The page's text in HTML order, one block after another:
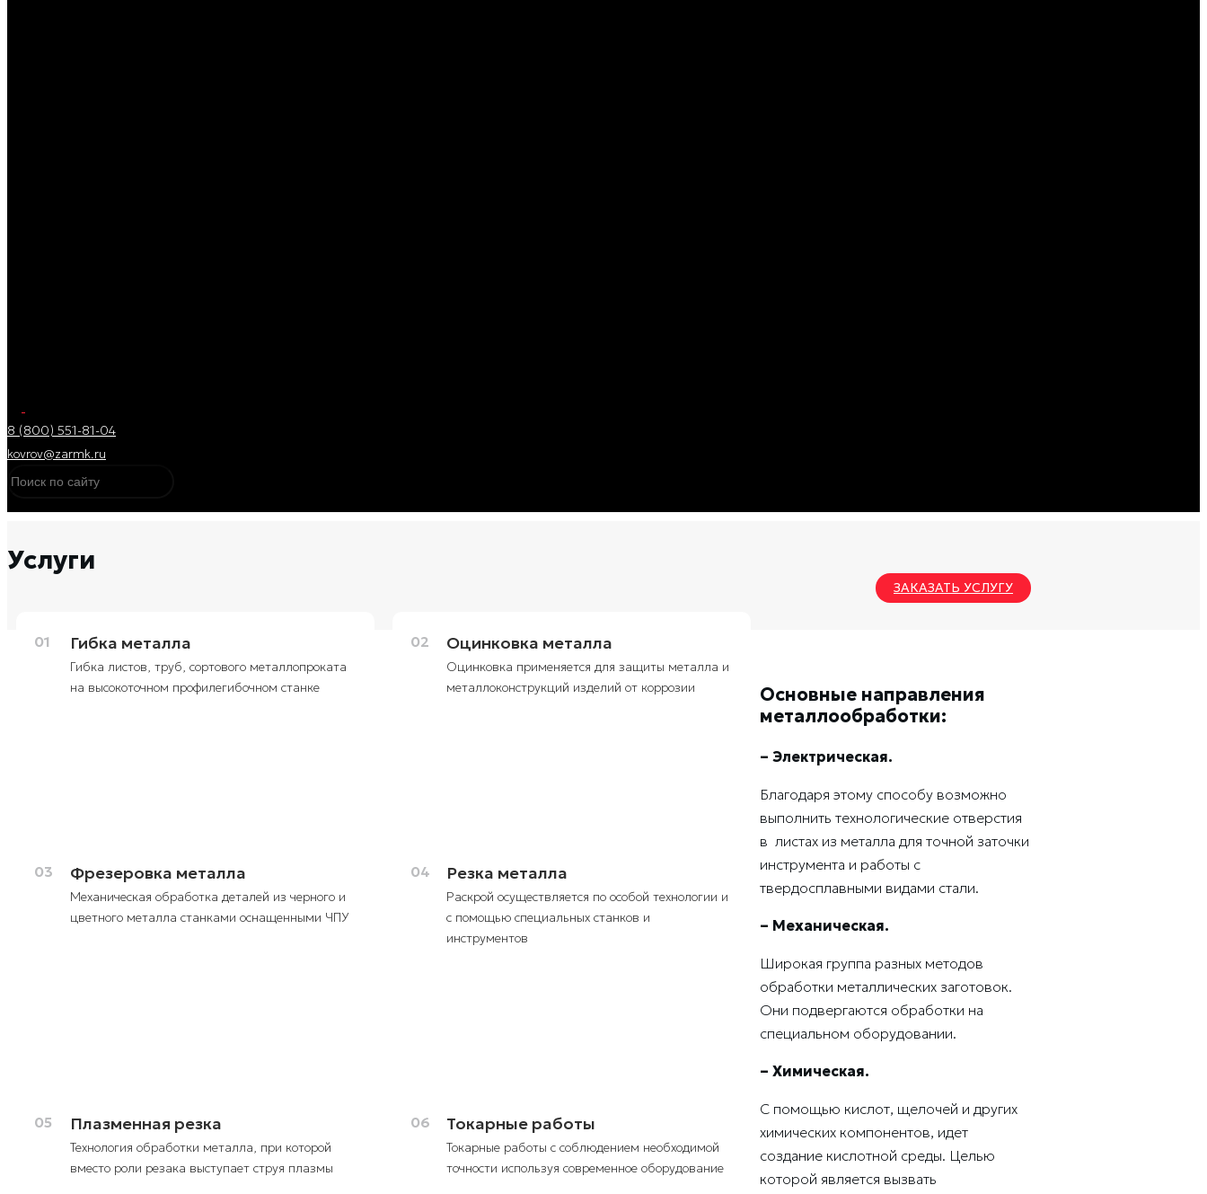
8 (800) 551-81-04
kovrov@zarmk.ru
Услуги
ЗАКАЗАТЬ УСЛУГУ
01 Гибка металла
Гибка листов, труб, сортового металлопроката
на высокоточном профилегибочном станке
02 Оцинковка металла
Оцинковка применяется для защиты металла и
металлоконструкций изделий от коррозии
03 Фрезеровка металла
Механическая обработка деталей из черного и
цветного металла станками оснащенными ЧПУ
04 Резка металла
Раскрой осуществляется по особой технологии и
с помощью специальных станков и
инструментов
05 Плазменная резка
Технология обработки металла, при которой
вместо роли резака выступает струя плазмы
06 Токарные работы
Токарные работы с соблюдением необходимой
точности используя современное оборудование
Основные направления
металлообработки:
– Электрическая.
Благодаря этому способу возможно
выполнить технологические отверстия
в листах из металла для точной заточки
инструмента и работы с
твердосплавными видами стали.
– Механическая.
Широкая группа разных методов
обработки металлических заготовок.
Они подвергаются обработки на
специальном оборудовании.
– Химическая.
С помощью кислот, щелочей и других
химических компонентов, идет
создание кислотной среды. Целью
которой является вызвать